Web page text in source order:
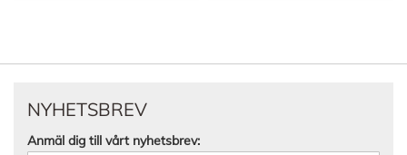
NYHETSBREV
Anmäl dig till vårt nyhetsbrev: